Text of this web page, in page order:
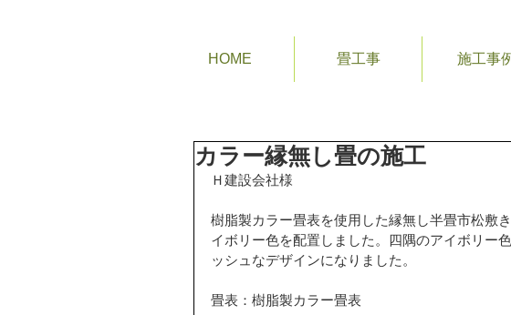
HOME 畳工事 施工事
カラー縁無し畳の施工
Ｈ建設会社様
樹脂製カラー畳表を使用した縁無し半畳市松敷
イボリー色を配置しました。四隅のアイボリー
ッシュなデザインになりました。
畳表：樹脂製カラー畳表